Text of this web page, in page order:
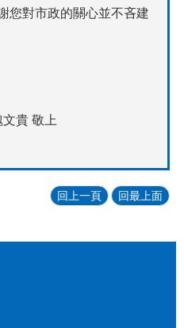
您對市政的關心並不吝建
貴 敬上
回上一頁 回最上面